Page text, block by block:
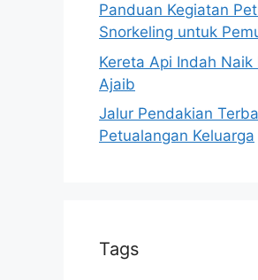
Panduan Kegiatan
Snorkeling untuk
Kereta Api Indah Naik
Ajaib
Jalur Pendakian
Petualangan Keluarga
Tags